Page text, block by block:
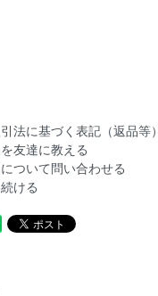
法に基づく表記（返品等）
友達に教える
ついて問い合わせる
ける